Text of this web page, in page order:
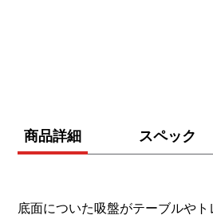
商品詳細tab active
底面についた吸盤がテーブルや
スペック